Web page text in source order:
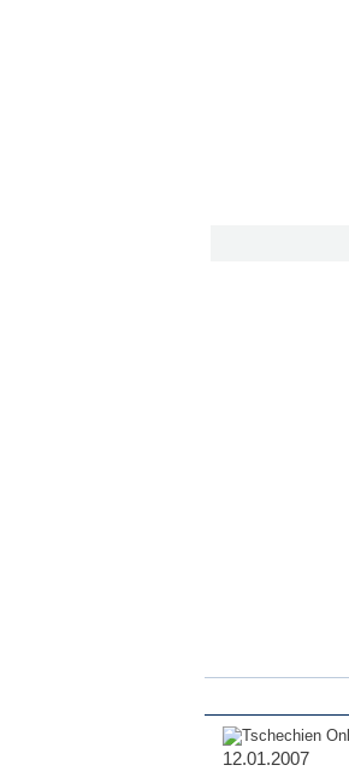
12.01.2007